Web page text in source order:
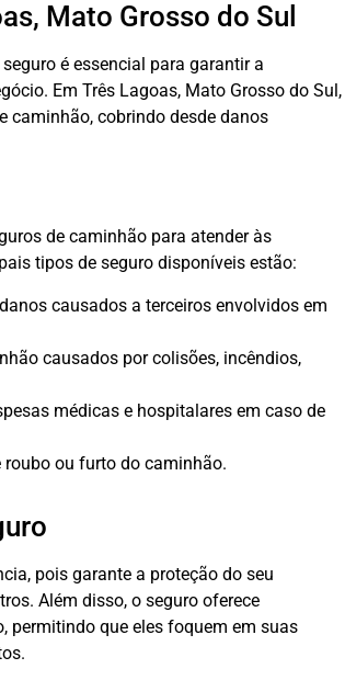
Mato Grosso do Sul
é essencial para garantir a
Em Três Lagoas, Mato Grosso do Sul,
caminhão, cobrindo desde danos
de caminhão para atender às
tipos de seguro disponíveis estão:
causados a terceiros envolvidos em
causados por colisões, incêndios,
médicas e hospitalares em caso de
roubo ou furto do caminhão.
pois garante a proteção do seu
Além disso, o seguro oferece
permitindo que eles foquem em suas